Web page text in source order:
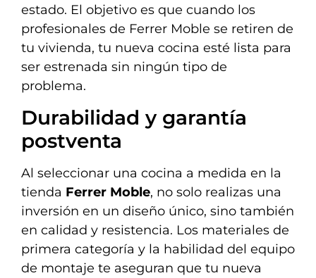
estado. El objetivo es que cuando los
profesionales de Ferrer Moble se retiren de
tu vivienda, tu nueva cocina esté lista para
ser estrenada sin ningún tipo de
problema.
Durabilidad y garantía
postventa
Al seleccionar una cocina a medida en la
tienda Ferrer Moble, no solo realizas una
inversión en un diseño único, sino también
en calidad y resistencia. Los materiales de
primera categoría y la habilidad del equipo
de montaje te aseguran que tu nueva